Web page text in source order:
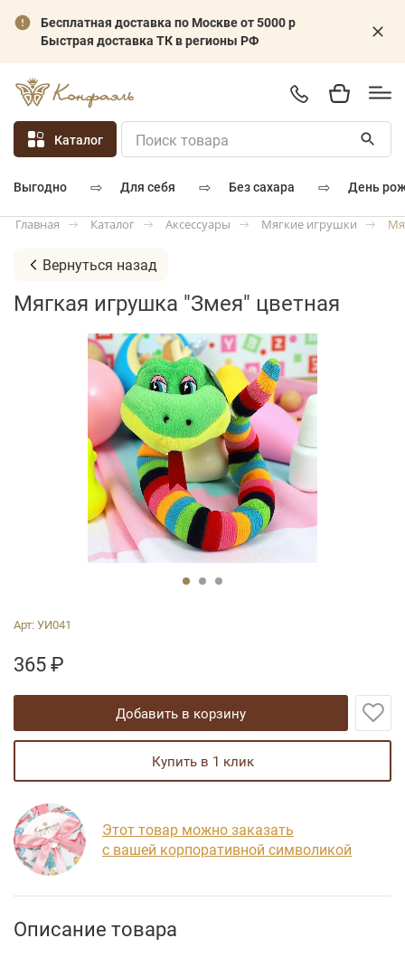
Бесплатная доставка по Москве от 5000 р
Быстрая доставка ТК в регионы РФ
Каталог
выгодно ⇨ для себя ⇨ без сахара ⇨ день
Главная Каталог Аксессуары Мягкие игрушки
Вернуться назад
Мягкая игрушка "Змея" цветная
Арт:УИ041
365₽
добавить в корзину
купить в 1 клик
Этот товар можно заказать
с вашей корпоративной символикой
Описание товара